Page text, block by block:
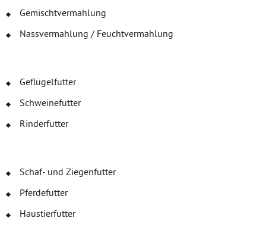
Gemischtvermahlung
Nassvermahlung / Feuchtvermahlung
Geflügelfutter
Schweinefutter
Rinderfutter
Schaf- und Ziegenfutter
Pferdefutter
Haustierfutter